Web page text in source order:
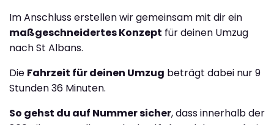
Im Anschluss erstellen wir gemeinsam mit dir ein
maßgeschneidertes Konzept für deinen Umzug
nach St Albans.
Die Fahrzeit für deinen Umzug beträgt dabei nur 9
Stunden 36 Minuten.
So gehst du auf Nummer sicher, dass innerhalb der